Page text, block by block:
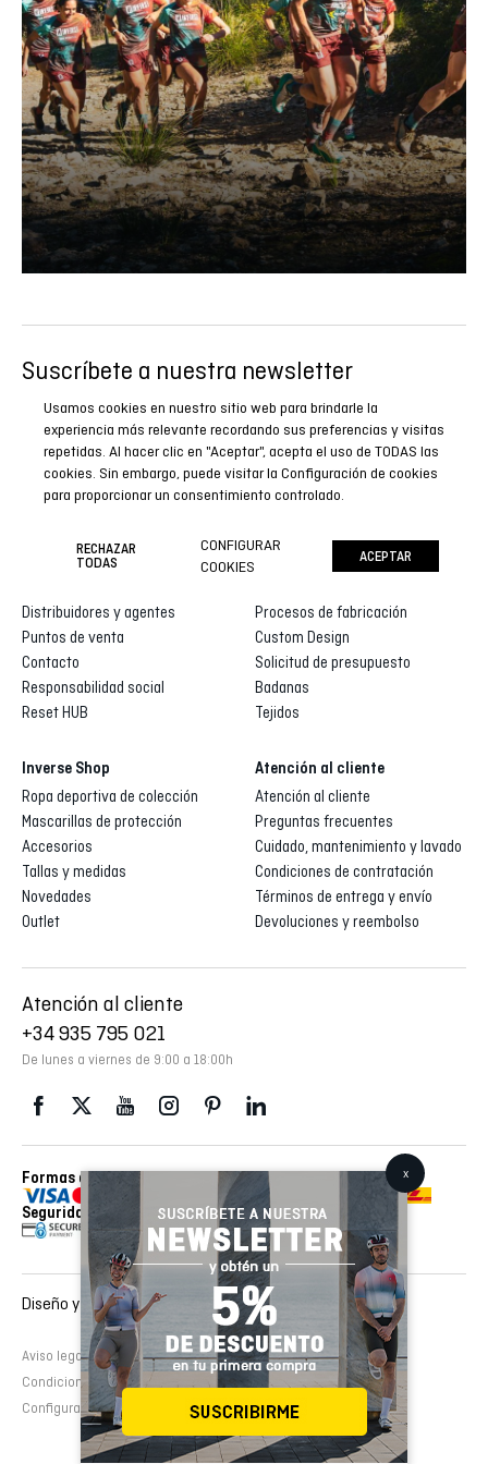
Suscríbete a nuestra newsletter
Sé el primero en conocer todas nuestras novedades,
reportajes y promociones especiales.
SUSCRIBIRME AHORA
Distribuidores y agentes
Puntos de venta
Contacto
Responsabilidad social
Reset HUB
Inverse custom
Procesos de fabricación
Custom Design
Solicitud de presupuesto
Badanas
Tejidos
Inverse Shop
Ropa deportiva de colección
Mascarillas de protección
Accesorios
Tallas y medidas
Novedades
Outlet
Atención al cliente
Atención al cliente
Preguntas frecuentes
Cuidado, mantenimiento y lavado
Condiciones de contratación
Términos de entrega y envío
Devoluciones y reembolso
Atención al cliente
+34 935 795 021
De lunes a viernes de 9:00 a 18:00h
Formas de pago
Envios realizados con
Seguridad
Aviso legal Política de cookies
Política de privacidad
Condiciones de contratación
Configurar cookies
Diseño y desarrollo web : EMFASI
Usamos cookies en nuestro sitio web para brindarle la
experiencia más relevante recordando sus preferencias y visitas
repetidas. Al hacer clic en "Aceptar", acepta el uso de TODAS las
cookies. Sin embargo, puede visitar la Configuración de cookies
para proporcionar un consentimiento controlado.
RECHAZAR
TODAS
CONFIGURAR
COOKIES
ACEPTAR